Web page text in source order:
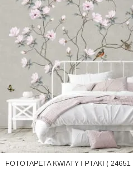
FOTOTAPETA KWIATY I PTAKI ( 24651